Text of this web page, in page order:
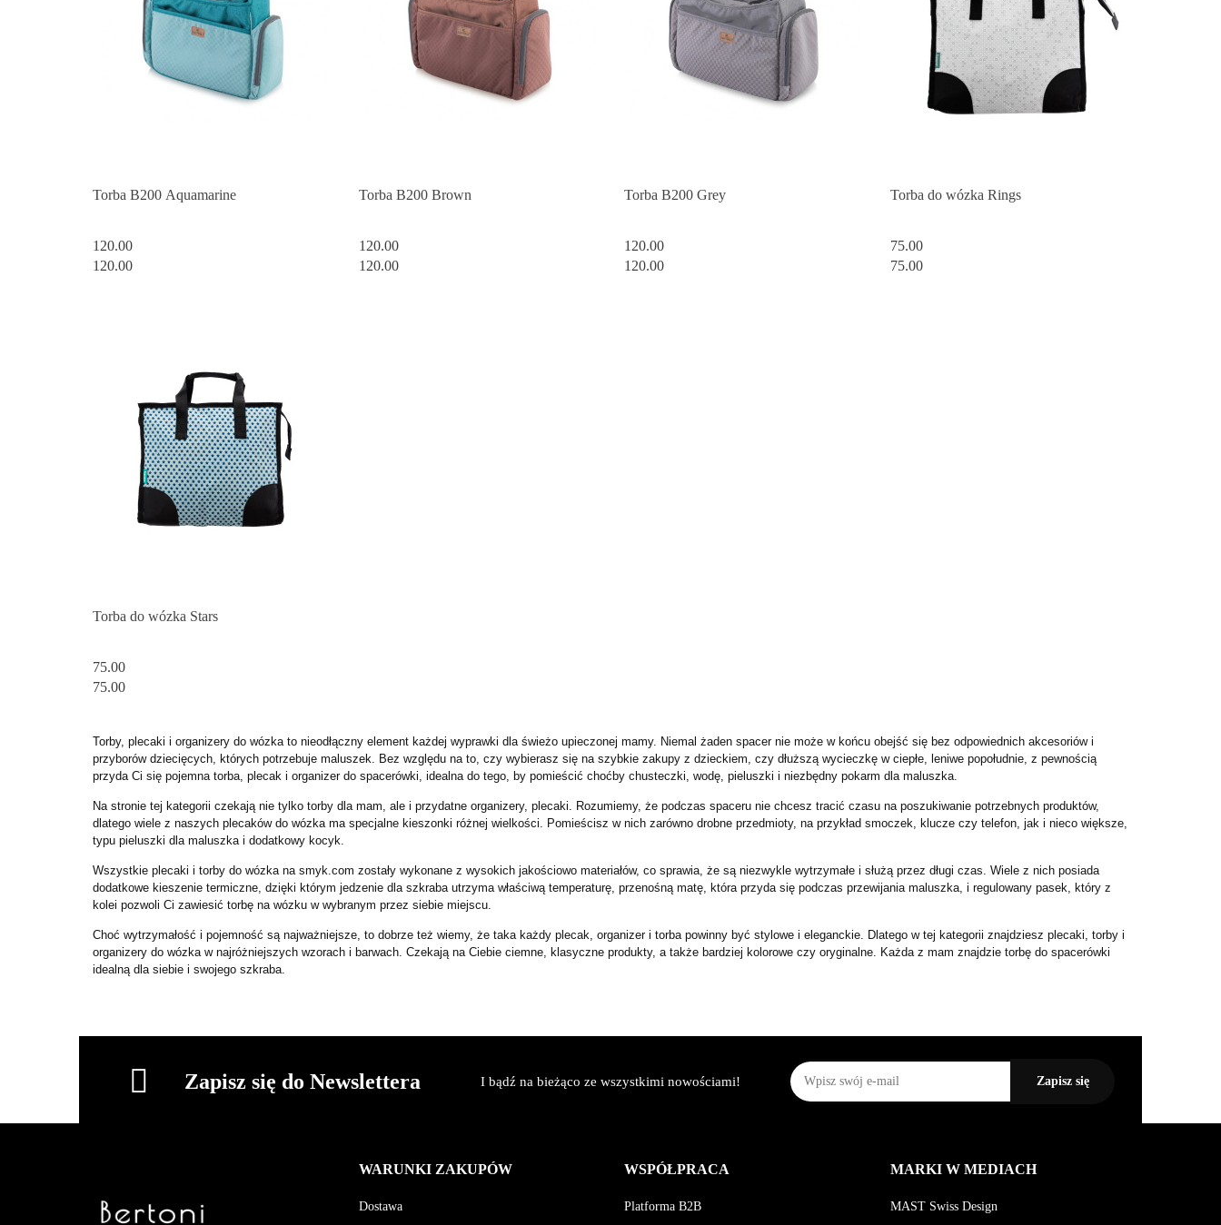
Torba B200 Aquamarine
120.00
120.00
Torba B200 Brown
120.00
120.00
Torba B200 Grey
120.00
120.00
Torba do wózka Rings
75.00
75.00
Torba do wózka Stars
75.00
75.00
Torby, plecaki i organizery do wózka to nieodłączny element każdej wyprawki dla świeżo upieczonej mamy. Niemal żaden spacer nie może w końcu obejść się bez odpowiednich akcesoriów i
przyborów dziecięcych, których potrzebuje maluszek. Bez względu na to, czy wybierasz się na szybkie zakupy z dzieckiem, czy dłuższą wycieczkę w ciepłe, leniwe popołudnie, z pewnością
przyda Ci się pojemna torba, plecak i organizer do spacerówki, idealna do tego, by pomieścić choćby chusteczki, wodę, pieluszki i niezbędny pokarm dla maluszka.
Na stronie tej kategorii czekają nie tylko torby dla mam, ale i przydatne organizery, plecaki. Rozumiemy, że podczas spaceru nie chcesz tracić czasu na poszukiwanie potrzebnych produktów,
dlatego wiele z naszych plecaków do wózka ma specjalne kieszonki różnej wielkości. Pomieścisz w nich zarówno drobne przedmioty, na przykład smoczek, klucze czy telefon, jak i nieco większe,
typu pieluszki dla maluszka i dodatkowy kocyk.
Wszystkie plecaki i torby do wózka na smyk.com zostały wykonane z wysokich jakościowo materiałów, co sprawia, że są niezwykle wytrzymałe i służą przez długi czas. Wiele z nich posiada
dodatkowe kieszenie termiczne, dzięki którym jedzenie dla szkraba utrzyma właściwą temperaturę, przenośną matę, która przyda się podczas przewijania maluszka, i regulowany pasek, który z
kolei pozwoli Ci zawiesić torbę na wózku w wybranym przez siebie miejscu.
Choć wytrzymałość i pojemność są najważniejsze, to dobrze też wiemy, że taka każdy plecak, organizer i torba powinny być stylowe i eleganckie. Dlatego w tej kategorii znajdziesz plecaki, torby i
organizery do wózka w najróżniejszych wzorach i barwach. Czekają na Ciebie ciemne, klasyczne produkty, a także bardziej kolorowe czy oryginalne. Każda z mam znajdzie torbę do spacerówki
idealną dla siebie i swojego szkraba.
Zapisz się do Newslettera I bądź na bieżąco ze wszystkimi nowościami!
WARUNKI ZAKUPÓW
Dostawa
WSPÓŁPRACA
Platforma B2B
MARKI W MEDIACH
MAST Swiss Design